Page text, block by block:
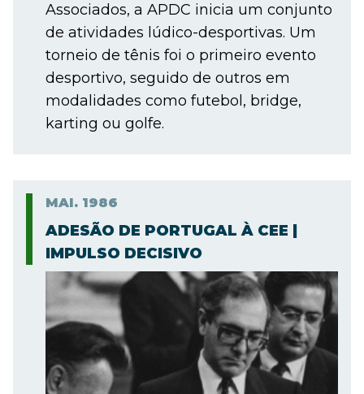
Associados, a APDC inicia um conjunto
de atividades lúdico-desportivas. Um
torneio de tênis foi o primeiro evento
desportivo, seguido de outros em
modalidades como futebol, bridge,
karting ou golfe.
MAI. 1986
ADESÃO DE PORTUGAL À CEE |
IMPULSO DECISIVO